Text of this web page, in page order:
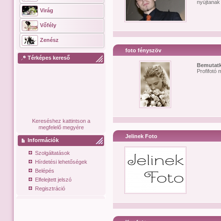
Virág
Vőfély
Zenész
Térképes kereső
Kereséshez kattintson a
megfelelő megyére
Információk
Szolgáltatások
Hírdetési lehetőségek
Belépés
Elfelejtett jelszó
Regisztráció
foto fényszöv
Profifotó
Jelinek Foto